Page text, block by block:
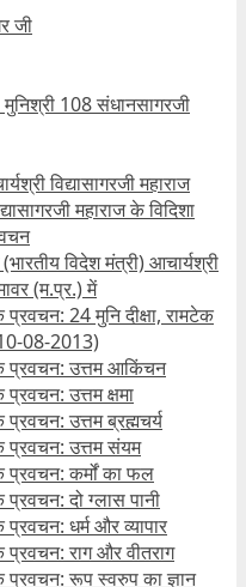
जी
108 संधानसागरजी
‍विद्यासागरजी महाराज
महाराज के विदिशा
विदेश मंत्री) आचार्यश्री
(म.प्र.) में
24 मुनि दीक्षा, रामटेक
08-2013)
प्रवचन: उत्तम आकिंचन
उत्तम क्षमा
उत्तम ब्रह्मचर्य
प्रवचन: उत्तम संयम
प्रवचन: कर्मों का फल
प्रवचन: दो ग्लास पानी
धर्म और व्यापार
प्रवचन: राग और वीतराग
प्रवचन: रूप स्वरुप का ज्ञान